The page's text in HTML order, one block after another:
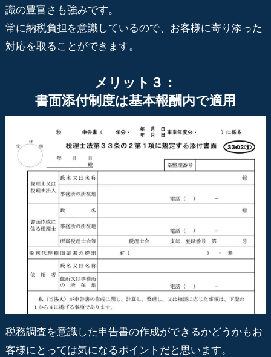
識の豊富さも強みです。
常に納税負担を意識しているので、お客様に寄り添った
対応を取ることができます。
メリット３：
書面添付制度は基本報酬内で適用
税務調査を意識した申告書の作成ができるかどうかもお
客様にとっては気になるポイントだと思います。